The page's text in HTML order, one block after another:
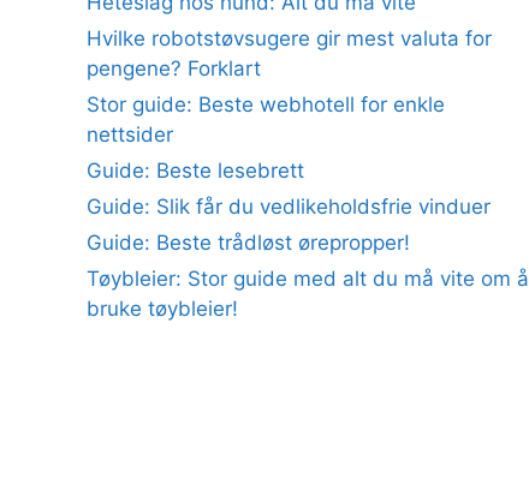
Hvilke robotstøvsugere gir mest valuta for
pengene? Forklart
Stor guide: Beste webhotell for enkle
nettsider
Guide: Beste lesebrett
Guide: Slik får du vedlikeholdsfrie vinduer
Guide: Beste trådløst ørepropper!
Tøybleier: Stor guide med alt du må vite om å
bruke tøybleier!